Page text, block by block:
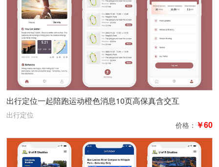
出行定位一起陪跑运动橙色消息10页高保真含交互
出行定位
价格： ￥60